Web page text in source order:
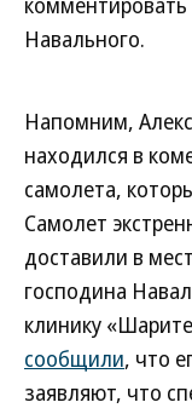
Навального.
Напомним,
находился в
самолета,
Самолет
доставили в
господина
клинику
сообщили, что
заявляют, что